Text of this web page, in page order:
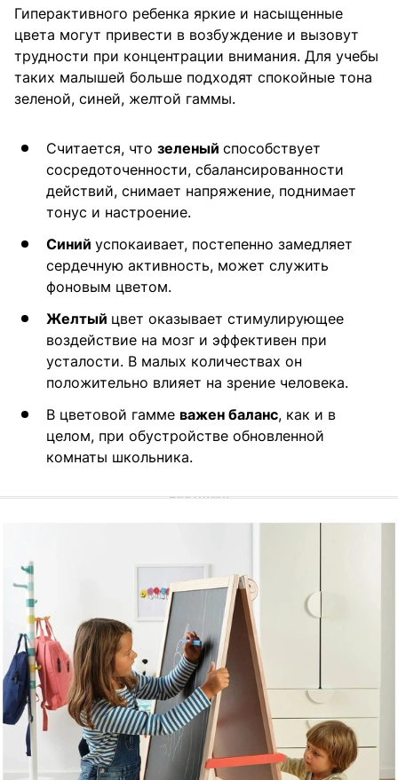
Гиперактивного ребенка яркие и насыщенные
цвета могут привести в возбуждение и вызовут
трудности при концентрации внимания. Для учебы
таких малышей больше подходят спокойные тона
зеленой, синей, желтой гаммы.
Считается, что зеленый способствует
сосредоточенности, сбалансированности
действий, снимает напряжение, поднимает
тонус и настроение.
Синий успокаивает, постепенно замедляет
сердечную активность, может служить
фоновым цветом.
Желтый цвет оказывает стимулирующее
воздействие на мозг и эффективен при
усталости. В малых количествах он
положительно влияет на зрение человека.
В цветовой гамме важен баланс, как и в
целом, при обустройстве обновленной
комнаты школьника.